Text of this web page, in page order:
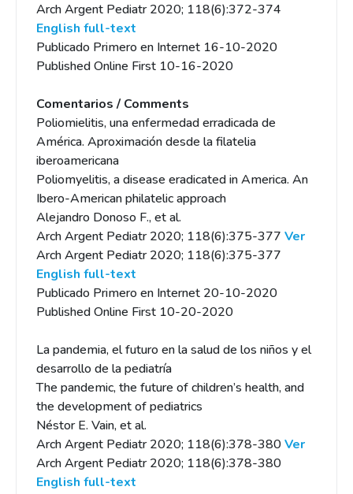
Arch Argent Pediatr 2020; 118(6):372-374
English full-text
Publicado Primero en Internet 16-10-2020
Published Online First 10-16-2020
Comentarios / Comments
Poliomielitis, una enfermedad erradicada de
América. Aproximación desde la filatelia
iberoamericana
Poliomyelitis, a disease eradicated in America. An
Ibero-American philatelic approach
Alejandro Donoso F., et al.
Arch Argent Pediatr 2020; 118(6):375-377 Ver
Arch Argent Pediatr 2020; 118(6):375-377
English full-text
Publicado Primero en Internet 20-10-2020
Published Online First 10-20-2020
La pandemia, el futuro en la salud de los niños y el
desarrollo de la pediatría
The pandemic, the future of children’s health, and
the development of pediatrics
Néstor E. Vain, et al.
Arch Argent Pediatr 2020; 118(6):378-380Ver
Arch Argent Pediatr 2020; 118(6):378-380
English full-text